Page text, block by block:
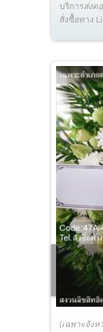
บริการส่งด
สั่งซื้อทาง
(เฉพาะจังห